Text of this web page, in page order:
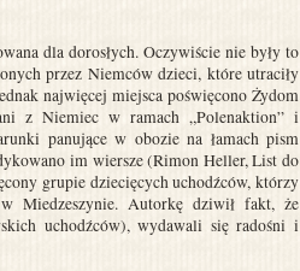
dla dorosłych. Oczywiście nie były to
przez Niemców dzieci, które utraciły
najwięcej miejsca poświęcono Żydom
z Niemiec w ramach „Polenaktion” i
panujące w obozie na łamach pism
im wiersze (Rimon Heller, List do
grupie dziecięcych uchodźców, którzy
Miedzeszynie. Autorkę dziwił fakt, że
uchodźców), wydawali się radośni i